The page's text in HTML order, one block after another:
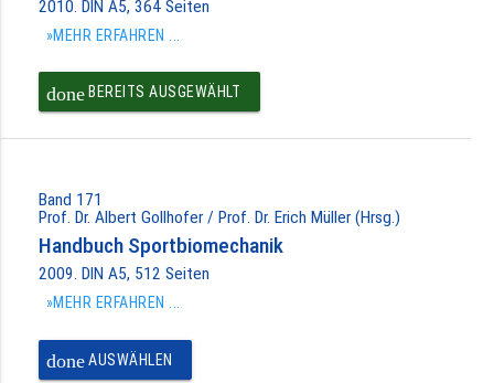
2010. DIN A5, 364 Seiten
»MEHR ERFAHREN ...
doneBEREITS AUSGEWÄHLT
Band 171
Prof. Dr. Albert Gollhofer / Prof. Dr. Erich Müller (Hrsg.)
Handbuch Sportbiomechanik
2009. DIN A5, 512 Seiten
»MEHR ERFAHREN ...
doneAUSWÄHLEN